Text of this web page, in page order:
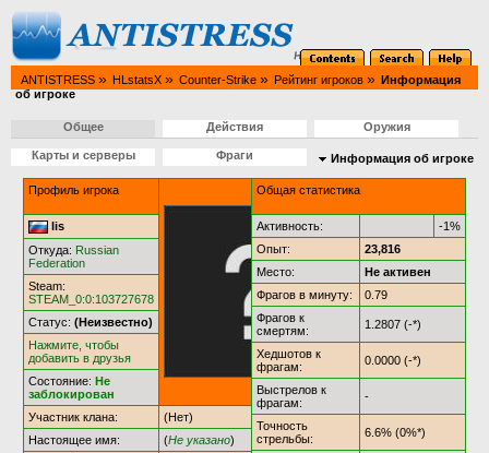
ANTISTRESS » HLstatsX » Counter-Strike » Рейтинг игроков » Информация
об игроке
Общее Действия Оружия
Карты и серверы Фраги Информация об игроке
Профиль игрока
lis
Откуда: Russian
Federation
Steam:
STEAM_0:0:103727678
Статус: (Неизвестно)
Нажмите, чтобы
добавить в друзья
Состояние: Не
заблокирован
Участник клана:
(Нет)
Настоящее имя:
(Не указано)
Общая статистика
Активность:
-1%
Опыт:
23,816
Место:
Не активен
Фрагов в минуту:
0.79
Фрагов к
смертям:
1.2807 (-*)
Хедшотов к
фрагам:
0.0000 (-*)
Выстрелов к
фрагам:
-
Точность
стрельбы:
6.6% (0%*)